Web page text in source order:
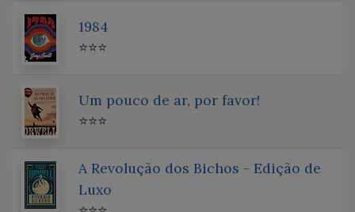
1984
⭐⭐⭐
Um pouco de ar, por favor!
⭐⭐⭐
A Revolução dos Bichos - Edição de
Luxo